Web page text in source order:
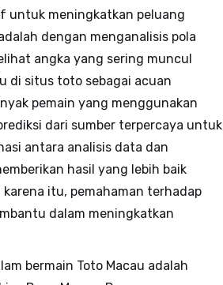
untuk meningkatkan peluang
dengan menganalisis pola
angka yang sering muncul
di situs toto sebagai acuan
pemain yang menggunakan
dari sumber terpercaya untuk
antara analisis data dan
hasil yang lebih baik
itu, pemahaman terhadap
dalam meningkatkan
bermain Toto Macau adalah